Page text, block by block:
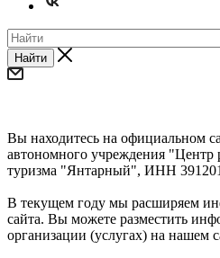
Найти
Вы находитесь на официальном
автономного учреждения "Центр
туризма "Янтарный", ИНН
В текущем году мы расширяем
сайта. Вы можете разместить
организации (услугах) на нашем